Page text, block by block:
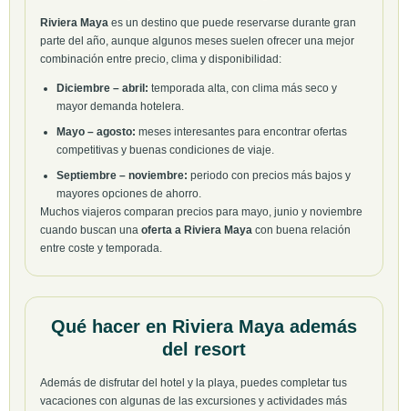
Riviera Maya es un destino que puede reservarse durante gran
parte del año, aunque algunos meses suelen ofrecer una mejor
combinación entre precio, clima y disponibilidad:
Diciembre – abril: temporada alta, con clima más seco y
mayor demanda hotelera.
Mayo – agosto: meses interesantes para encontrar ofertas
competitivas y buenas condiciones de viaje.
Septiembre – noviembre: periodo con precios más bajos y
mayores opciones de ahorro.
Muchos viajeros comparan precios para mayo, junio y noviembre
cuando buscan una oferta a Riviera Maya con buena relación
entre coste y temporada.
Qué hacer en Riviera Maya además
del resort
Además de disfrutar del hotel y la playa, puedes completar tus
vacaciones con algunas de las excursiones y actividades más